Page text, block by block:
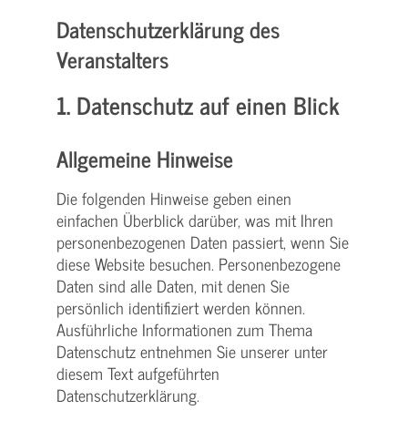
Datenschutzerklärung des
Veranstalters
1. Datenschutz auf einen Blick
Allgemeine Hinweise
Die folgenden Hinweise geben einen
einfachen Überblick darüber, was mit Ihren
personenbezogenen Daten passiert, wenn Sie
diese Website besuchen. Personenbezogene
Daten sind alle Daten, mit denen Sie
persönlich identifiziert werden können.
Ausführliche Informationen zum Thema
Datenschutz entnehmen Sie unserer unter
diesem Text aufgeführten
Datenschutzerklärung.